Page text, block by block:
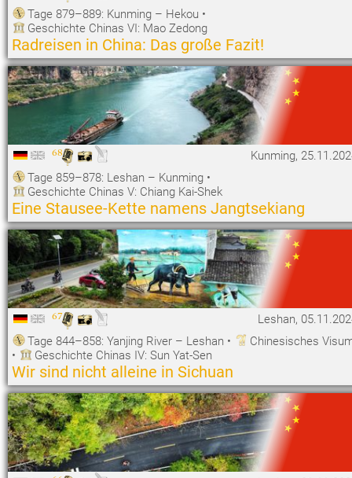
Tage 879–889: Kunming – Hekou •
Geschichte Chinas VI: Mao Zedong
Radreisen in China: Das große Fazit!
68
Kunming,
Tage 859–878: Leshan – Kunming •
Geschichte Chinas V: Chiang Kai-Shek
Eine Stausee-Kette namens Jangtsekiang
67
Leshan,
Tage 844–858: Yanjing River – Leshan •
Chinesisches
•
Geschichte Chinas IV: Sun Yat-Sen
Wir sind nicht alleine in Sichuan